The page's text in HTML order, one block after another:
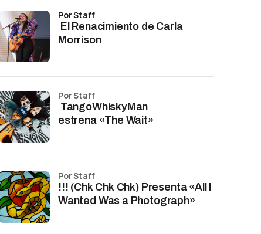
El Renacimiento de Carla
Morrison
por Staff
TangoWhiskyMan
estrena «The Wait»
por Staff
!!! (Chk Chk Chk) Presenta «All I
Wanted Was a Photograph»
por Staff